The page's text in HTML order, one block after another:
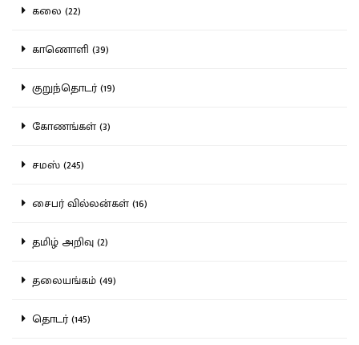
கலை (22)
காணொளி (39)
குறுந்தொடர் (19)
கோணங்கள் (3)
சமஸ் (245)
சைபர் வில்லன்கள் (16)
தமிழ் அறிவு (2)
தலையங்கம் (49)
தொடர் (145)